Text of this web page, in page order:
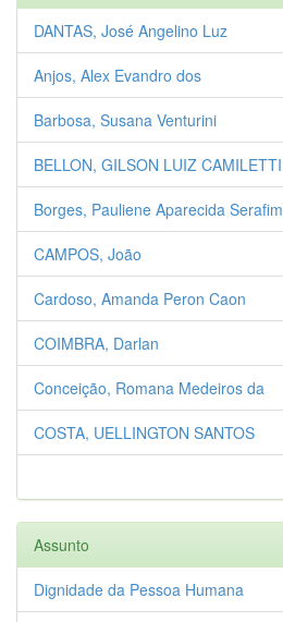
DANTAS, José Angelino Luz
Anjos, Alex Evandro dos
Barbosa, Susana Venturini
BELLON, GILSON LUIZ CAMILETTI
Borges, Pauliene Aparecida Serafim
CAMPOS, João
Cardoso, Amanda Peron Caon
COIMBRA, Darlan
Conceição, Romana Medeiros da
COSTA, UELLINGTON SANTOS
Assunto
Dignidade da Pessoa Humana